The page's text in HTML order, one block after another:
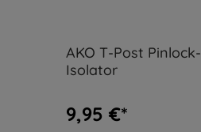
AKO T-Post Pinlock-
Isolator
9,95 €*